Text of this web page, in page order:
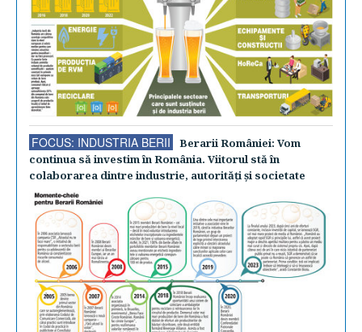
FOCUS: INDUSTRIA BERII
Berarii României: Vom
continua să investim în România. Viitorul stă în
colaborarea dintre industrie, autorităţi şi societate